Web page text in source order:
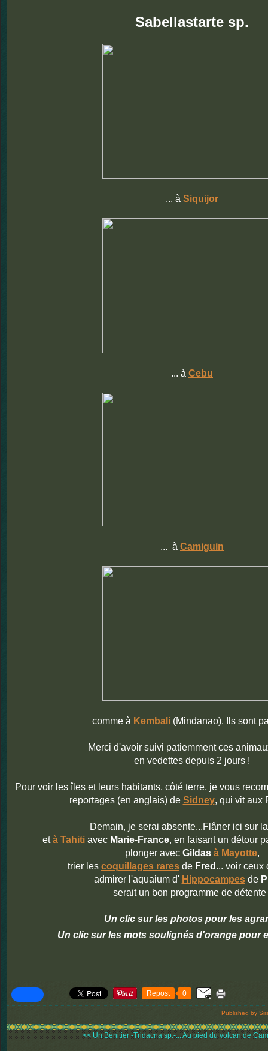
Sabellastarte sp.
... à Siquijor
... à Cebu
... à Camiguin
comme à Kembali(Mindanao). Ils sont
Merci d'avoir suivi patiemment ces
en vedettes depuis 2 jours !
Pour voir les îles et leurs habitants, côté terre, je vous
reportages (en anglais) de Sidney, qui vit aux
Demain, je serai absente...Flâner ici sur
età Tahitiavec Marie-France, en faisant un détour
plonger avec Gildas à Mayotte,
trier les coquillages raresde Fred ... voir ceux
admirer l'aquaium d' Hippocampesde
serait un bon programme de détente
Un clic sur les photos pour les
Un clic sur les mots soulignés d'orange pour
Repost 0
Published by
<< Un Bénitier -Tridacna sp.-...Au pied du volcan de